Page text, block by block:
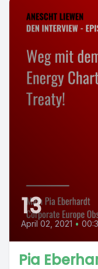
13
April 02, 2021 •
Pia